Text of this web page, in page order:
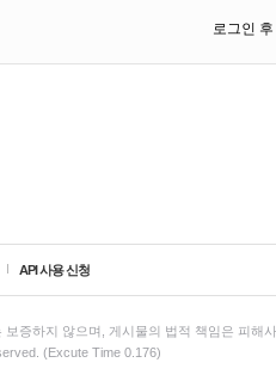
로그인
API 사용 신청
증하지 않으며, 게시물의 법적 책임은 피해
(Excute Time 0.176)